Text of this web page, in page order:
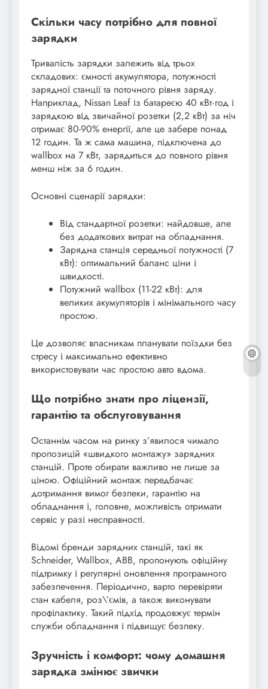
Скільки часу потрібно для повної
зарядки
Тривалість зарядки залежить від трьох
складових: ємності акумулятора, потужності
зарядної станції та поточного рівня заряду.
Наприклад, Nissan Leaf із батареєю 40 кВт·год і
зарядкою від звичайної розетки (2,2 кВт) за ніч
отримає 80-90% енергії, але це забере понад
12 годин. Та ж сама машина, підключена до
wallbox на 7 кВт, зарядиться до повного рівня
менш ніж за 6 годин.
Основні сценарії зарядки:
Від стандартної розетки: найдовше, але
без додаткових витрат на обладнання.
Зарядна станція середньої потужності (7
кВт): оптимальний баланс ціни і
швидкості.
Потужний wallbox (11-22 кВт): для
великих акумуляторів і мінімального часу
простою.
Це дозволяє власникам планувати поїздки без
стресу і максимально ефективно
використовувати час простою авто вдома.
Що потрібно знати про ліцензії,
гарантію та обслуговування
Останнім часом на ринку з’явилося чимало
пропозицій «швидкого монтажу» зарядних
станцій. Проте обирати важливо не лише за
ціною. Офіційний монтаж передбачає
дотримання вимог безпеки, гарантію на
обладнання і, головне, можливість отримати
сервіс у разі несправності.
Відомі бренди зарядних станцій, такі як
Schneider, Wallbox, ABB, пропонують офіційну
підтримку і регулярні оновлення програмного
забезпечення. Періодично, варто перевіряти
стан кабеля, роз\’ємів, а також виконувати
профілактику. Такий підхід продовжує термін
служби обладнання і підвищує безпеку.
Зручність і комфорт: чому домашня
зарядка змінює звички